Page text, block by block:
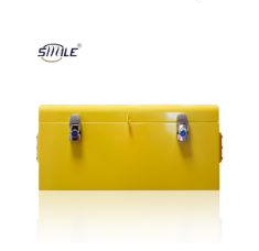
хранения инструментов